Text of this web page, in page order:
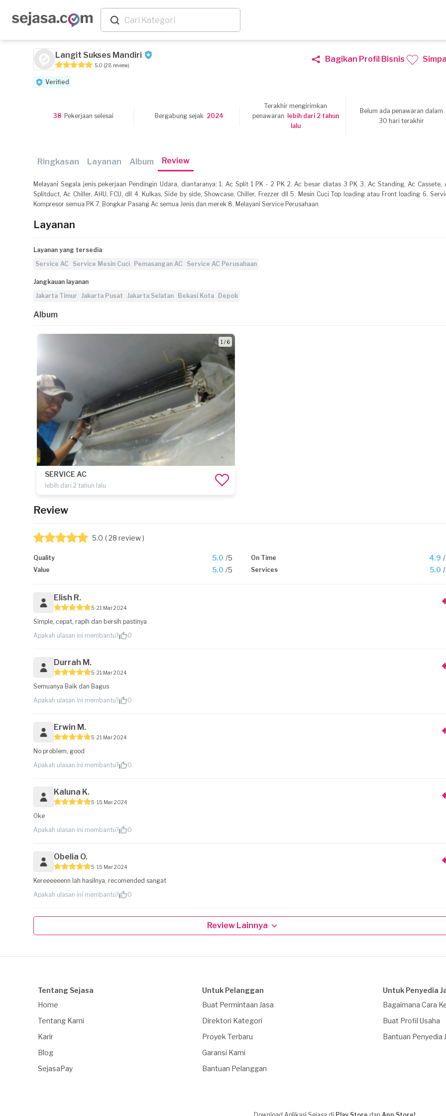
Langit Sukses Mandiri
5.0 (28 review)
Bagikan Profil Bisnis
Verified
38Pekerjaan selesai Bergabung sejak 2024
Terakhir mengirimkan
penawaran
lebih dari 2 tahun
lalu
Belum ada penawaran dalam
30 hari terakhir
Ringkasan Layanan Album Review
Melayani Segala jenis pekerjaan Pendingin Udara, diantaranya: 1. Ac Split 1 PK - 2 PK 2. Ac besar diatas 3 PK 3. Ac Standing, Ac Cassete,
Splitduct, Ac Chiller, AHU, FCU, dll 4. Kulkas, Side by side, Showcase, Chiller, Frezzer dll 5. Mesin Cuci Top loading atau Front loading 6.
Kompresor semua PK 7. Bongkar Pasang Ac semua Jenis dan merek 8. Melayani Service Perusahaan
Layanan
Layanan yang tersedia
Service AC
Service Mesin Cuci Pemasangan AC Service AC Perusahaan
Jangkauan layanan
Jakarta Timur
Jakarta Pusat Jakarta Selatan Bekasi Kota Depok
Album
1 / 6
SERVICE AC
lebih dari 2 tahun lalu
Review
5.0 ( 28 review )
Quality 5.0 /5 On Time 4.9
Value 5.0 /5 Services 5.0
Elish R.
5 21 Mar 2024
Simple, cepat, rapih dan bersih pastinya
Apakah ulasan ini membantu?
0
Durrah M.
5 21 Mar 2024
Semuanya Baik dan Bagus
Apakah ulasan ini membantu?
0
Erwin M.
5 21 Mar 2024
No problem, good
Apakah ulasan ini membantu?
0
Kaluna K.
5 15 Mar 2024
Oke
Apakah ulasan ini membantu?
0
Obelia O.
5 15 Mar 2024
Kereeeeeenn lah hasilnya, recomended sangat
Apakah ulasan ini membantu?
0
Review Lainnya
Tentang Sejasa
Home
Tentang Kami
Karir
Blog
SejasaPay
Untuk Pelanggan
Buat Permintaan Jasa
Direktori Kategori
Proyek Terbaru
Garansi Kami
Bantuan Pelanggan
Untuk Penyedia
Bagaimana Cara
Buat Profil Usaha
Bantuan Penyedia
Download Aplikasi Sejasa di Play Store dan App Store!